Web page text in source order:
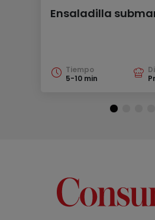
Ensaladilla
Tiempo
5-10 min